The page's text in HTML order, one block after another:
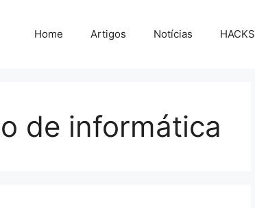
Home Artigos Notícias HACKS
de informática